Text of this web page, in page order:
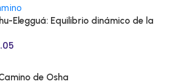
Elegguá: Equilibrio dinámico de la
de Osha